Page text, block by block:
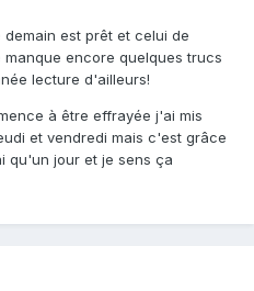
est prêt et celui de
encore quelques trucs
lecture d'ailleurs!
à être effrayée j'ai mis
et vendredi mais c'est grâce
qu'un jour et je sens ça